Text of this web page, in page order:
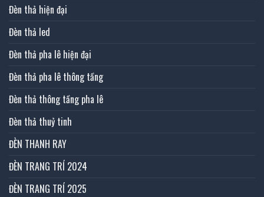
Đèn thả hiện đại
Đèn thả led
Đèn thả pha lê hiện đại
Đèn thả pha lê thông tầng
Đèn thả thông tầng pha lê
Đèn thả thuỷ tinh
ĐÈN THANH RAY
ĐÈN TRANG TRÍ 2024
ĐÈN TRANG TRÍ 2025